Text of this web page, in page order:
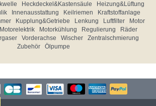
Heckdeckel&Kastensäule
Heizung&Lüftung
Innenausstattung Keilriemen
Kraftstoffanlage
Kupplung&Getriebe Lenkung Luftfilter
Motor
Motorelektrik Motorkühlung Regulierung
Räder
Vorderachse Wischer
Zentralschmierung
Zubehör
Ölpumpe